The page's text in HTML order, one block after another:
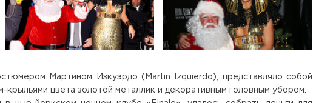
Мартином Изкуэрдо (Martin Izquierdo), представляло собой
цвета золотой металлик и декоративным головным убором.